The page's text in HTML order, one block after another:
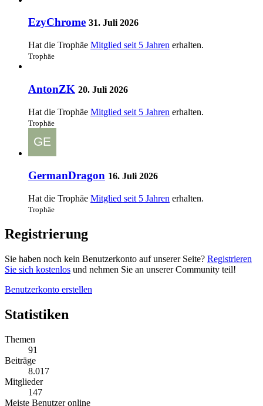
EzyChrome 31. Juli 2026
Hat die Trophäe Mitglied seit 5 Jahren erhalten.
Trophäe
AntonZK 20. Juli 2026
Hat die Trophäe Mitglied seit 5 Jahren erhalten.
Trophäe
GermanDragon 16. Juli 2026
Hat die Trophäe Mitglied seit 5 Jahren erhalten.
Trophäe
Registrierung
Sie haben noch kein Benutzerkonto auf unserer Seite? Registrieren
Sie sich kostenlos und nehmen Sie an unserer Community teil!
Benutzerkonto erstellen
Statistiken
Themen
91
Beiträge
8.017
Mitglieder
147
Meiste Benutzer online